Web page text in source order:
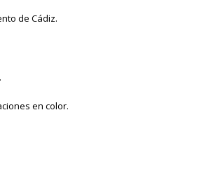
de Cádiz.
en color.